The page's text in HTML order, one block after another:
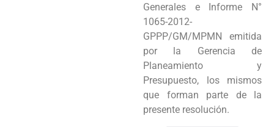
Generales e Informe N°
1065-2012-
GPPP/GM/MPMN emitida
por la Gerencia de
Planeamiento y
Presupuesto, los mismos
que forman parte de la
presente resolución.